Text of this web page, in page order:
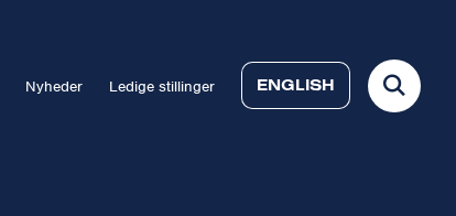
Nyheder Ledige stillinger ENGLISH